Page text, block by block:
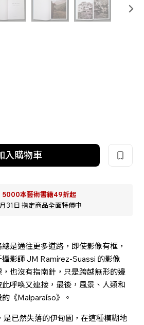
入購物車
5000本藝術書籍49折起
31日 指定商品全面特價中
是通往更多道路，即使影像有框，
影師 JM Ramírez-Suassi 的影像
也沒有指南針，只是跨越無形的邊
呼喚又連接，最後，風景、人類和
《Malparaíso》。
是已然失落的伊甸園，在這種模糊地